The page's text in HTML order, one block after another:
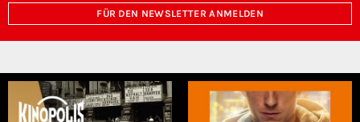
FÜR DEN NEWSLETTER ANMELDEN